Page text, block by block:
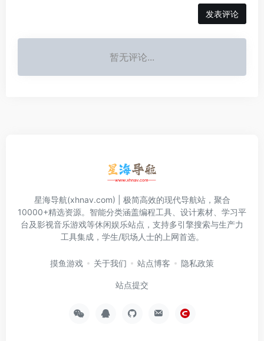
发表评论
暂无评论...
星海导航(xhnav.com) | 极简高效的现代导航站，聚合
10000+精选资源。智能分类涵盖编程工具、设计素材、学习平
台及影视音乐游戏等休闲娱乐站点，支持多引擎搜索与生产力
工具集成，学生/职场人士的上网首选。
摸鱼游戏 关于我们 站点博客 隐私政策
站点提交